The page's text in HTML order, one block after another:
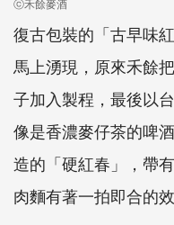
復古包裝的「古早味
馬上湧現，原來禾餘
子加入製程，最後以
像是香濃麥仔茶的啤
造的「硬紅春」，帶
肉麵有著一拍即合的效